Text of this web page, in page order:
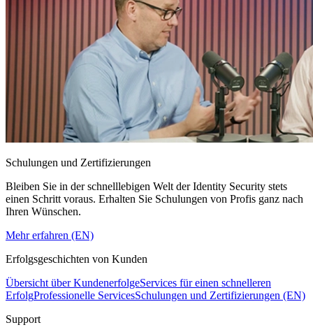
Schulungen und Zertifizierungen
Bleiben Sie in der schnelllebigen Welt der Identity Security stets
einen Schritt voraus. Erhalten Sie Schulungen von Profis ganz nach
Ihren Wünschen.
Mehr erfahren (EN)
Erfolgsgeschichten von Kunden
Übersicht über KundenerfolgeServices für einen schnelleren
ErfolgProfessionelle ServicesSchulungen und Zertifizierungen (EN)
Support